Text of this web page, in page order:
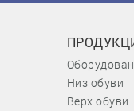
Низ обуви
Верх обуви